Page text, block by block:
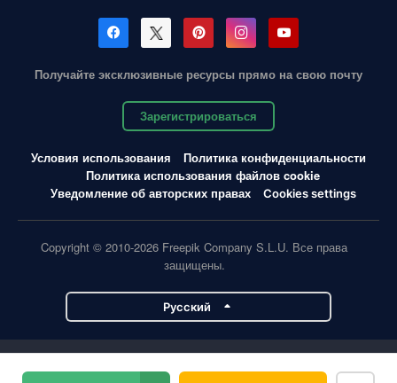
Получайте эксклюзивные ресурсы прямо на свою почту
Зарегистрироваться
Условия использования
Политика конфиденциальности
Политика использования файлов cookie
Уведомление об авторских правах
Cookies settings
Copyright © 2010-2026 Freepik Company S.L.U. Все права
защищены.
Pусский